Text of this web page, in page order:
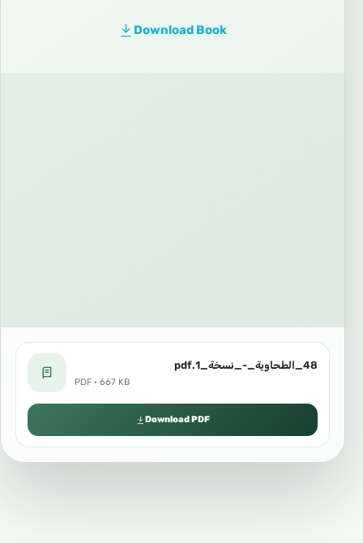
Download Book
48_الطحاوية_-_نسخة_1.pdf
PDF · 667 KB
Download PDF